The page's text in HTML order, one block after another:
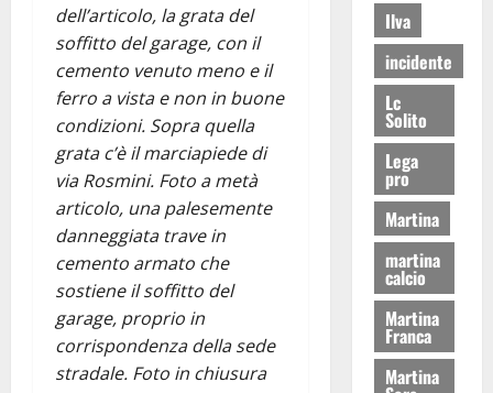
dell’articolo, la grata del
soffitto del garage, con il
cemento venuto meno e il
ferro a vista e non in buone
condizioni. Sopra quella
grata c’è il marciapiede di
via Rosmini. Foto a metà
articolo, una palesemente
danneggiata trave in
cemento armato che
sostiene il soffitto del
garage, proprio in
corrispondenza della sede
stradale. Foto in chiusura
Ilva
incidente
Lc
Solito
Lega
pro
Martina
martina
calcio
Martina
Franca
Martina